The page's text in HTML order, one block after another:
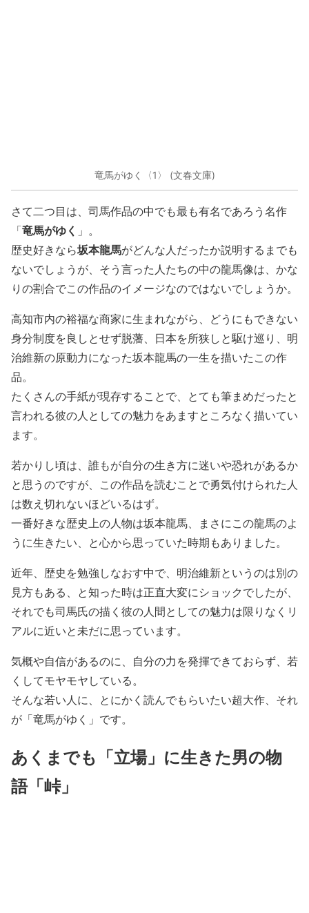
竜馬がゆく〈1〉 (文春文庫)
さて二つ目は、司馬作品の中でも最も有名であろう名作
「竜馬がゆく 」。
歴史好きなら坂本龍馬がどんな人だったか説明するまでも
ないでしょうが、そう言った人たちの中の龍馬像は、かな
りの割合でこの作品のイメージなのではないでしょうか。
高知市内の裕福な商家に生まれながら、どうにもできない
身分制度を良しとせず脱藩、日本を所狭しと駆け巡り、明
治維新の原動力になった坂本龍馬の一生を描いたこの作
品。
たくさんの手紙が現存することで、とても筆まめだったと
言われる彼の人としての魅力をあますところなく描いてい
ます。
若かりし頃は、誰もが自分の生き方に迷いや恐れがあるか
と思うのですが、この作品を読むことで勇気付けられた人
は数え切れないほどいるはず。
一番好きな歴史上の人物は坂本龍馬、まさにこの龍馬のよ
うに生きたい、と心から思っていた時期もありました。
近年、歴史を勉強しなおす中で、明治維新というのは別の
見方もある、と知った時は正直大変にショックでしたが、
それでも司馬氏の描く彼の人間としての魅力は限りなくリ
アルに近いと未だに思っています。
気概や自信があるのに、自分の力を発揮できておらず、若
くしてモヤモヤしている。
そんな若い人に、とにかく読んでもらいたい超大作、それ
が「竜馬がゆく」です。
あくまでも「立場」に生きた男の物
語「峠」